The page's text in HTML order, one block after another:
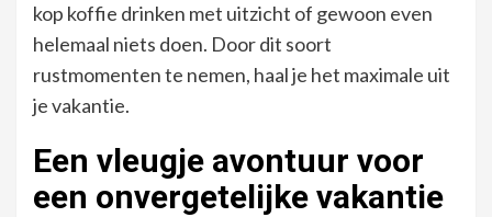
kop koffie drinken met uitzicht of gewoon even
helemaal niets doen. Door dit soort
rustmomenten te nemen, haal je het maximale uit
je vakantie.
Een vleugje avontuur voor
een onvergetelijke vakantie